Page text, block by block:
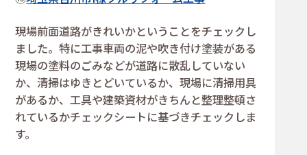
現場前面道路がきれいかということをチェックし
ました。特に工事車両の泥や吹き付け塗装がある
現場の塗料のごみなどが道路に散乱していない
か、清掃はゆきとどいているか、現場に清掃用具
があるか、工具や建築資材がきちんと整理整頓さ
れているかチェックシートに基づきチェックしま
す。